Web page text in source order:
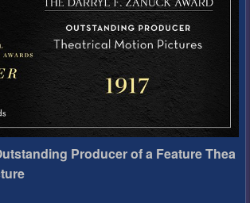
Producer of a Feature Thea